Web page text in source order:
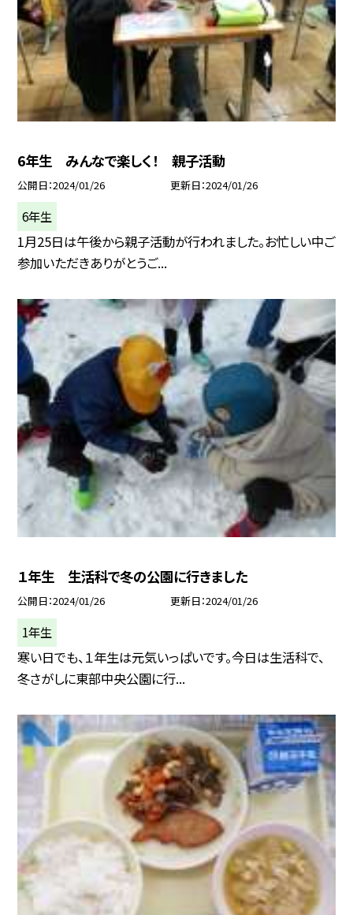
6年生 みんなで楽しく！ 親子活動
公開日 2024/01/26 更新日 2024/01/26
6年生
1月25日は午後から親子活動が行われました。お忙しい中ご
参加いただきありがとうご...
１年生 生活科で冬の公園に行きました
公開日 2024/01/26 更新日 2024/01/26
1年生
寒い日でも、１年生は元気いっぱいです。今日は生活科で、
冬さがしに東部中央公園に行...